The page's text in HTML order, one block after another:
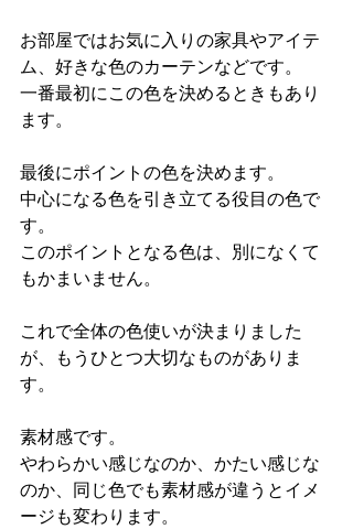
お部屋ではお気に入りの家具やアイテ
ム、好きな色のカーテンなどです。
一番最初にこの色を決めるときもあり
ます。
最後にポイントの色を決めます。
中心になる色を引き立てる役目の色で
す。
このポイントとなる色は、別になくて
もかまいません。
これで全体の色使いが決まりました
が、もうひとつ大切なものがありま
す。
素材感です。
やわらかい感じなのか、かたい感じな
のか、同じ色でも素材感が違うとイメ
ージも変わります。